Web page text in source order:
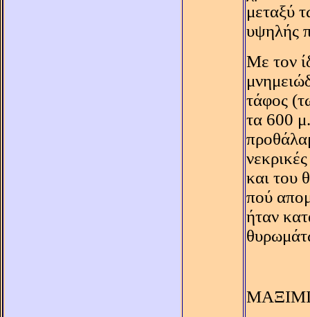
μεταξύ
υψηλής
Mε τον
τάφος
τα 600
και του
πού
ήταν